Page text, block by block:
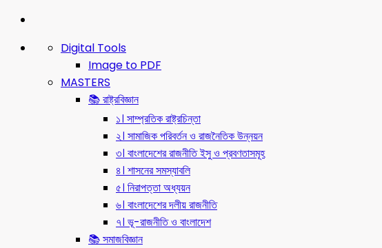
Digital Tools
Image to PDF
MASTERS
📚 রাষ্ট্রবিজ্ঞান
১। সাম্প্রতিক রাষ্ট্রচিন্তা
২। সামাজিক পরিবর্তন ও রাজনৈতিক উন্নয়ন
৩। বাংলাদেশের রাজনীতি ইসু ও প্রবণতাসমূহ
৪। শাসনের সমস্যাবলি
৫। নিরাপত্তা অধ্যয়ন
৬। বাংলাদেশের দলীয় রাজনীতি
৭। ভূ-রাজনীতি ও বাংলাদেশ
📚 সমাজবিজ্ঞান